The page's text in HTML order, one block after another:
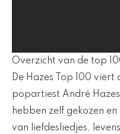
Overzicht van de top
De Hazes Top 100 viert
popartiest André
hebben zelf gekozen
van liefdesliedjes,